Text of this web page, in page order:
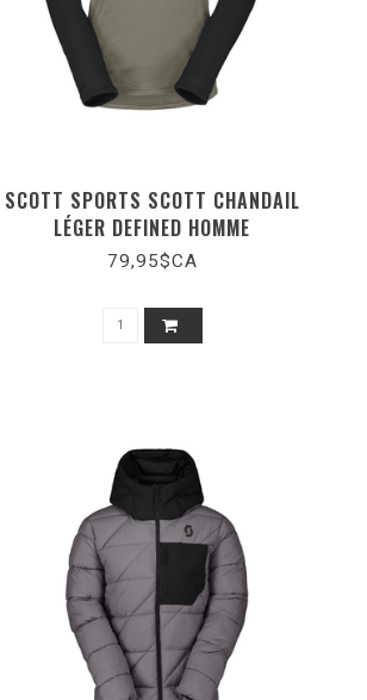
SCOTT SPORTS SCOTT CHANDAIL
LÉGER DEFINED HOMME
79,95$CA